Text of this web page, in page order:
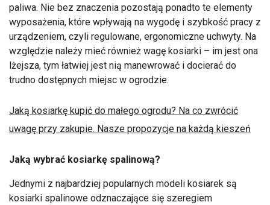
paliwa. Nie bez znaczenia pozostają ponadto te elementy
wyposażenia, które wpływają na wygodę i szybkość pracy z
urządzeniem, czyli regulowane, ergonomiczne uchwyty. Na
względzie należy mieć również wagę kosiarki – im jest ona
lżejsza, tym łatwiej jest nią manewrować i docierać do
trudno dostępnych miejsc w ogrodzie.
Jaką kosiarkę kupić do małego ogrodu? Na co zwrócić
uwagę przy zakupie. Nasze propozycje na każdą kieszeń
Jaką wybrać kosiarkę spalinową?
Jednymi z najbardziej popularnych modeli kosiarek są
kosiarki spalinowe odznaczające się szeregiem